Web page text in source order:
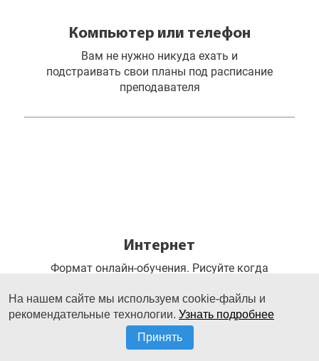
Компьютер или телефон
Вам не нужно никуда ехать и
подстраивать свои планы под расписание
преподавателя
Интернет
Формат онлайн-обучения. Рисуйте когда
На нашем сайте мы используем cookie-файлы и
рекомендательные технологии. Узнать подробнее
Принять